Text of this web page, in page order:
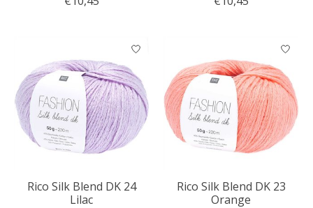
Rico Silk Blend DK 24
Lilac
Rico Silk Blend DK 23
Orange